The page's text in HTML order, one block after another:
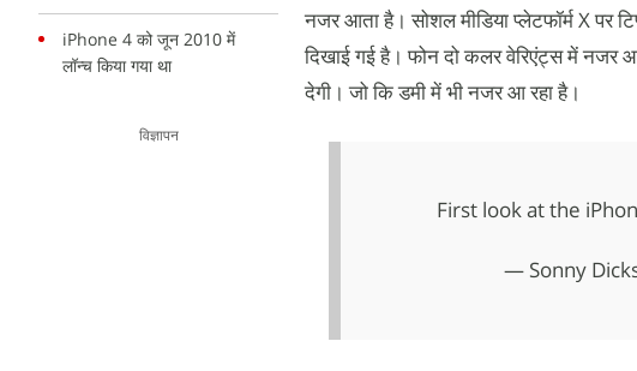
iPhone 4 को जून 2010 में
लॉन्च किया गया था
विज्ञापन
नजर आता है। सोशल मीडिया प्लेटफॉर्म X पर
दिखाई गई है। फोन दो कलर वेरिएंट्स में नजर
देगी। जो कि डमी में भी नजर आ रहा है।
First look at the
— Sonny